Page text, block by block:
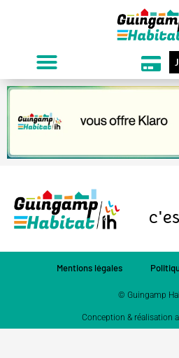
Mentions légales
© Guingamp
Conception & réalisation